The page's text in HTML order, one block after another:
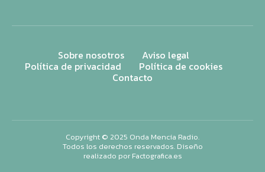
Sobre nosotros Aviso legal
Política de privacidad Política de cookies
Contacto
Copyright © 2025 Onda Mencía Radio.
Todos los derechos reservados. Diseño
realizado por Factografica.es